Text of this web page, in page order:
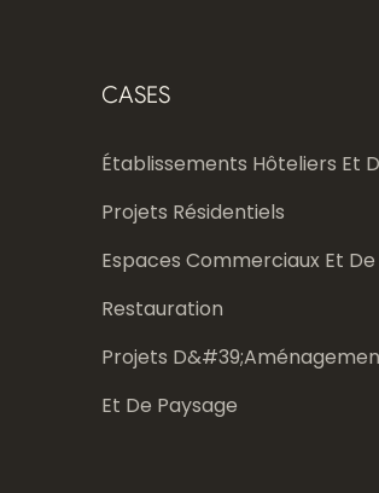
CASES
Établissements Hôteliers Et
Projets Résidentiels
Espaces Commerciaux Et De
Restauration
Projets
Et De Paysage